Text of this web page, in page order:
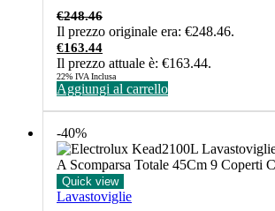
€248.46
Il prezzo originale era: €248.46.
€163.44
Il prezzo attuale è: €163.44.
22% IVA Inclusa
Aggiungi al carrello
-40%
Quick view
Lavastoviglie